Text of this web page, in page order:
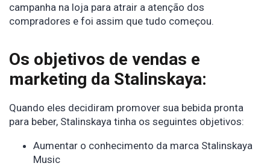
campanha na loja para atrair a atenção dos
compradores e foi assim que tudo começou.
Os objetivos de vendas e
marketing da Stalinskaya:
Quando eles decidiram promover sua bebida pronta
para beber, Stalinskaya tinha os seguintes objetivos:
Aumentar o conhecimento da marca Stalinskaya
Music